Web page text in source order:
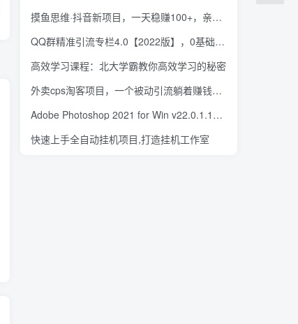
摸鱼思维·抖音新项目，一天稳赚100+，亲测有效
QQ群精准引流专栏4.0【2022版】，0基础教你QQ群引流，打造群霸屏系统
高效学习课程：北大学霸教你高效学习的秘密
外卖cps淘客项目，一个被动引流躺着赚钱的玩法,测试稳定日出20单，月入1W+
Adobe Photoshop 2021 for Win v22.0.1.173 简体中文破解版下载
快速上手全自动挂机项目,打造挂机工作室